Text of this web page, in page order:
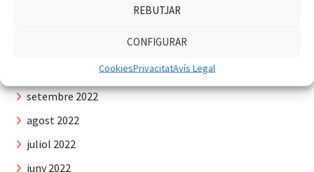
REBUTJAR
CONFIGURAR
CookiesPrivacitatAvís Legal
setembre 2022
agost 2022
juliol 2022
juny 2022